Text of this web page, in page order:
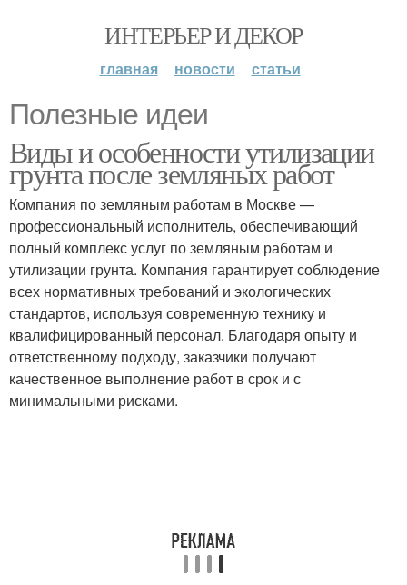
ИНТЕРЬЕР И ДЕКОР
главная новости статьи
Полезные идеи
Виды и особенности утилизации
грунта после земляных работ
Компания по земляным работам в Москве —
профессиональный исполнитель, обеспечивающий
полный комплекс услуг по земляным работам и
утилизации грунта. Компания гарантирует соблюдение
всех нормативных требований и экологических
стандартов, используя современную технику и
квалифицированный персонал. Благодаря опыту и
ответственному подходу, заказчики получают
качественное выполнение работ в срок и с
минимальными рисками.